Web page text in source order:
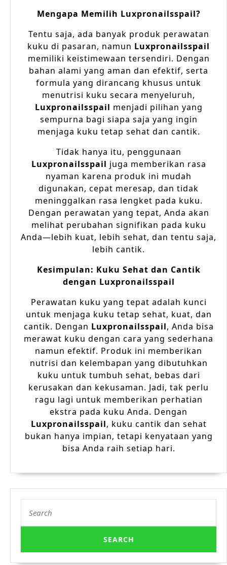
Mengapa Memilih Luxpronailsspail?
Tentu saja, ada banyak produk perawatan
kuku di pasaran, namun Luxpronailsspail
memiliki keistimewaan tersendiri. Dengan
bahan alami yang aman dan efektif, serta
formula yang dirancang khusus untuk
menutrisi kuku secara menyeluruh,
Luxpronailsspail menjadi pilihan yang
sempurna bagi siapa saja yang ingin
menjaga kuku tetap sehat dan cantik.
Tidak hanya itu, penggunaan
Luxpronailsspail juga memberikan rasa
nyaman karena produk ini mudah
digunakan, cepat meresap, dan tidak
meninggalkan rasa lengket pada kuku.
Dengan perawatan yang tepat, Anda akan
melihat perubahan signifikan pada kuku
Anda—lebih kuat, lebih sehat, dan tentu saja,
lebih cantik.
Kesimpulan: Kuku Sehat dan Cantik
dengan Luxpronailsspail
Perawatan kuku yang tepat adalah kunci
untuk menjaga kuku tetap sehat, kuat, dan
cantik. Dengan Luxpronailsspail, Anda bisa
merawat kuku dengan cara yang sederhana
namun efektif. Produk ini memberikan
nutrisi dan kelembapan yang dibutuhkan
kuku untuk tumbuh sehat, bebas dari
kerusakan dan kekusaman. Jadi, tak perlu
ragu lagi untuk memberikan perhatian
ekstra pada kuku Anda. Dengan
Luxpronailsspail, kuku cantik dan sehat
bukan hanya impian, tetapi kenyataan yang
bisa Anda raih setiap hari.
for: